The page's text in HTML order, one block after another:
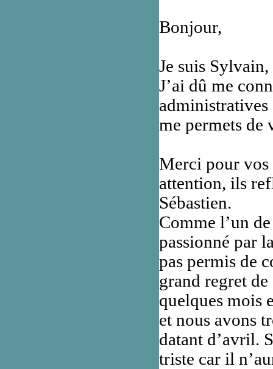
Bonjour,
Je suis
J’ai dû me
administratives
me permets de
Merci pour vos
attention, ils
Sébastien.
Comme l’un
passionné par
pas permis de
grand regret
quelques mois
et nous avons
datant d’avril.
triste car il